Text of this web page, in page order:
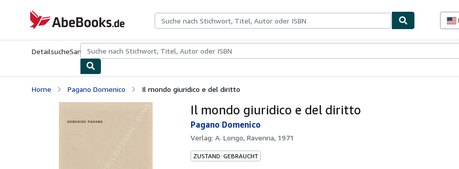
AbeBooks.de
DetailsucheSammlungenAntiquarische BücherKunst & Sammlerstücke
Home Pagano Domenico Il mondo giuridico e del diritto
Il mondo giuridico e del diritto
Pagano Domenico
Verlag: A. Longo, Ravenna, 1971
ZUSTAND: GEBRAUCHT